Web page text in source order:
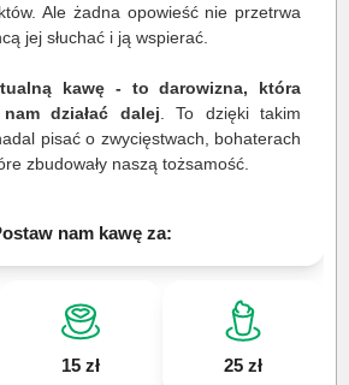
Ale żadna opowieść nie przetrwa
jej słuchać i ją wspierać.
kawę - to darowizna, która
działać dalej . To dzięki takim
pisać o zwycięstwach, bohaterach
zbudowały naszą tożsamość.
nam kawę za:
15 zł 25 zł